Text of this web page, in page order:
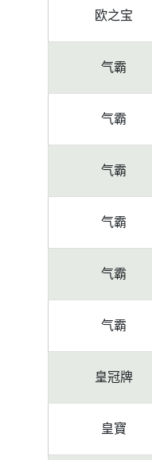
欧之宝
气霸
气霸
气霸
气霸
气霸
气霸
皇冠牌
皇寶